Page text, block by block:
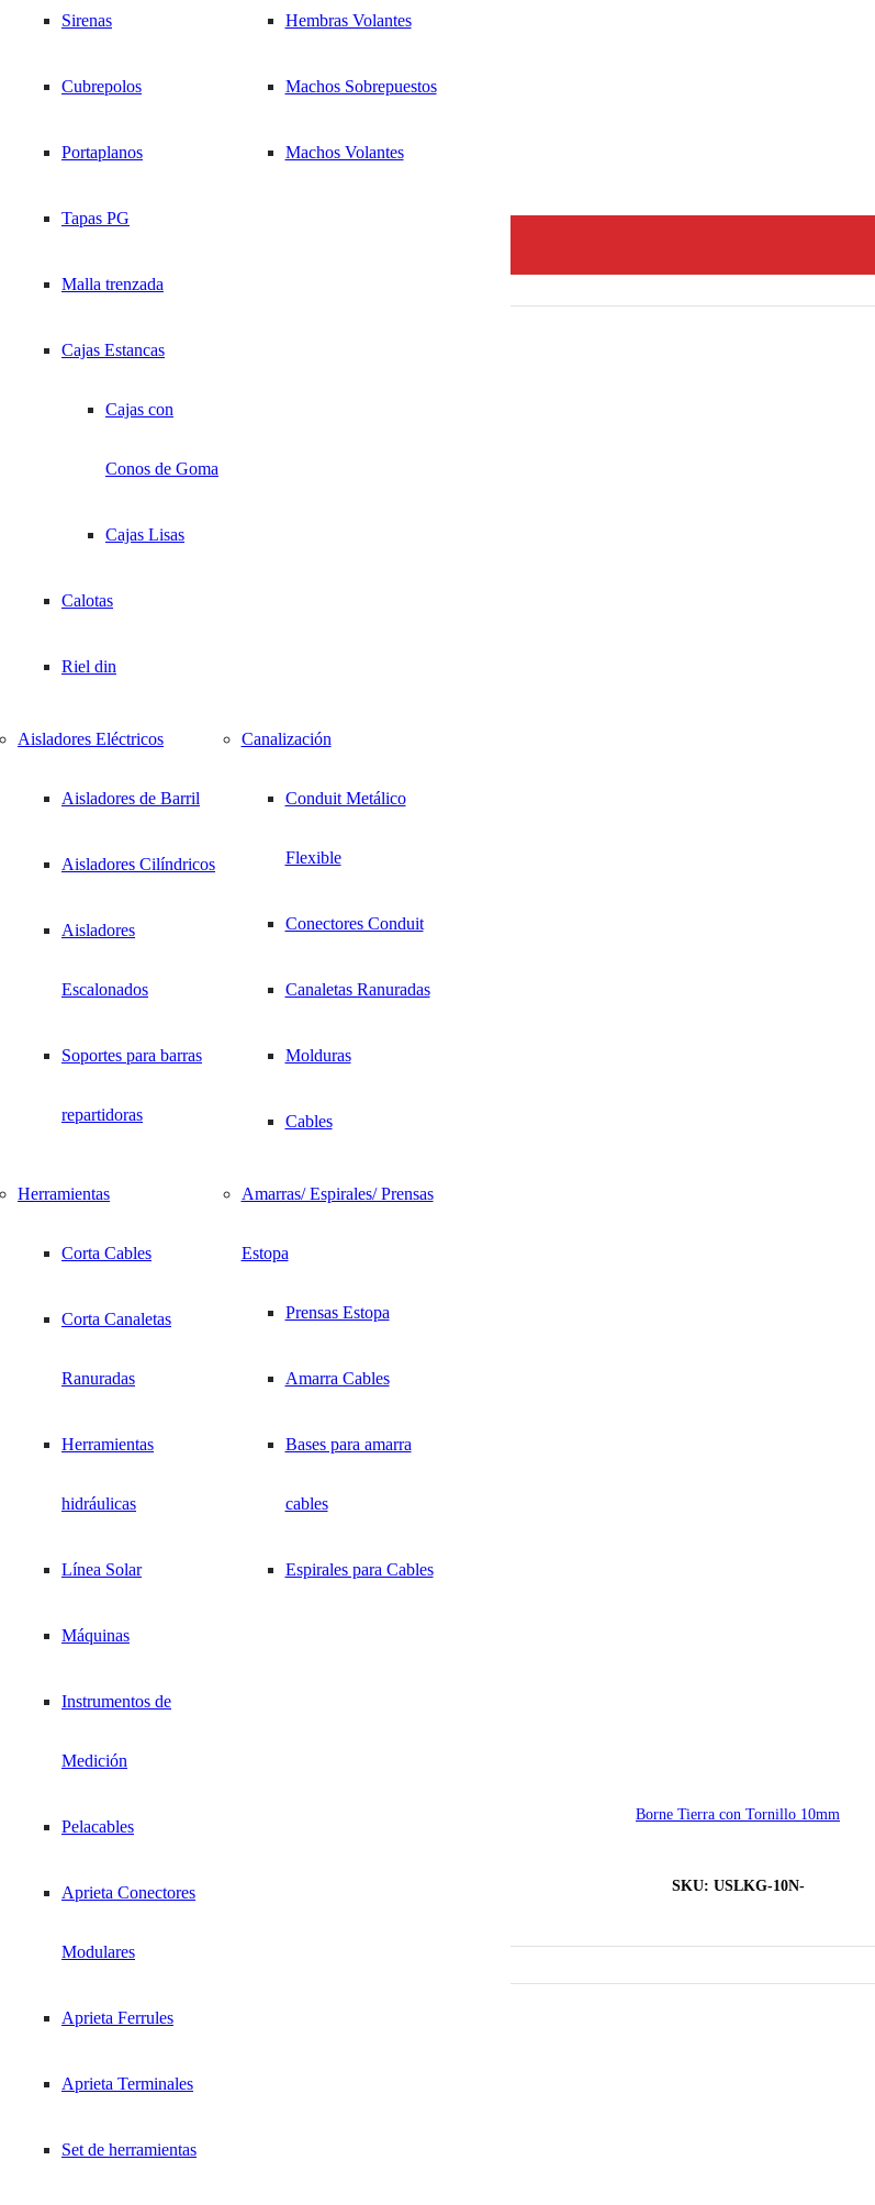
NOSOTROS
NOTICIAS
Sirenas
Cubrepolos
Portaplanos
Tapas PG
Malla trenzada
Cajas Estancas
Cajas con
Conos de Goma
Cajas Lisas
Calotas
Riel din
Hembras Volantes
Machos Sobrepuestos
Machos Volantes
Aisladores Eléctricos
Aisladores de Barril
Aisladores Cilíndricos
Aisladores
Escalonados
Soportes para barras
repartidoras
Canalización
Conduit Metálico
Flexible
Conectores Conduit
Canaletas Ranuradas
Molduras
Cables
Herramientas
Corta Cables
Corta Canaletas
Ranuradas
Herramientas
hidráulicas
Línea Solar
Máquinas
Instrumentos de
Medición
Pelacables
Aprieta Conectores
Modulares
Aprieta Ferrules
Aprieta Terminales
Set de herramientas
Amarras/ Espirales/ Prensas
Estopa
Prensas Estopa
Amarra Cables
Bases para amarra
cables
Espirales para Cables
Bornes de conexión
Bornes de Tierra
Added to yourfavorites
Borne Tierra con Tornillo 10mm
SKU: USLKG-10N-